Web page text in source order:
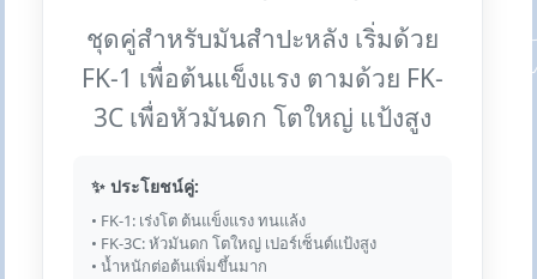
ชุดคู่สำหรับมันสำปะหลัง เริ่มด้วย
FK-1 เพื่อต้นแข็งแรง ตามด้วย FK-
3C เพื่อหัวมันดก โตใหญ่ แป้งสูง
✨ ประโยชน์คู่:
• FK-1: เร่งโต ต้นแข็งแรง ทนแล้ง
• FK-3C: หัวมันดก โตใหญ่ เปอร์เซ็นต์แป้งสูง
• น้ำหนักต่อต้นเพิ่มขึ้นมาก